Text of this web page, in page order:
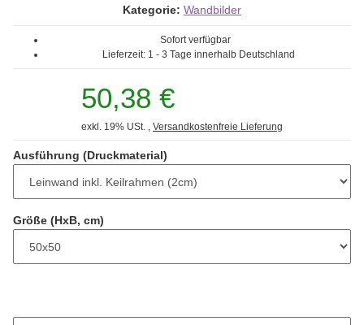
Kategorie: Wandbilder
Sofort verfügbar
Lieferzeit: 1 - 3 Tage innerhalb Deutschland
50,38 €
exkl. 19% USt. , Versandkostenfreie Lieferung
Ausführung (Druckmaterial)
Größe (HxB, cm)